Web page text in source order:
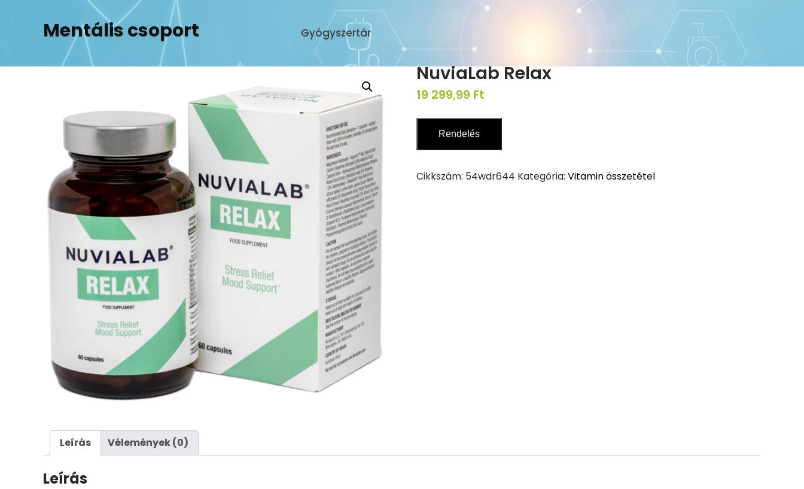
Mentális csoport Gyógyszertár
NuviaLab Relax
19 299,99 Ft
Rendelés
Cikkszám: 54wdr644 Kategória: Vitamin összetétel
Leírás Vélemények (0)
Leírás